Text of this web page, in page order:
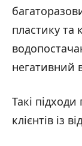
пластику та
негативний
Такі
клієнтів із